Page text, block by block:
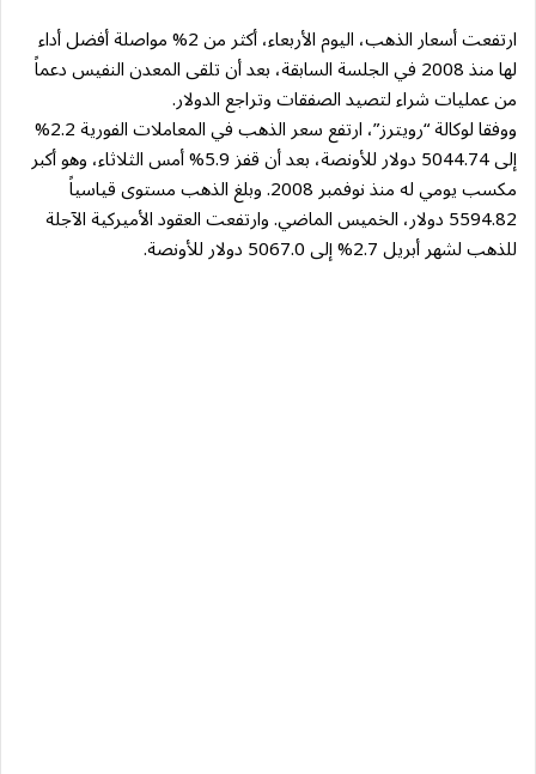
ارتفعت أسعار الذهب، اليوم الأربعاء، أكثر من 2% مواصلة أفضل أداء
لها منذ 2008 في الجلسة السابقة، بعد أن تلقى المعدن النفيس دعماً
من عمليات شراء لتصيد الصفقات وتراجع الدولار.
ووفقا لوكالة “رويترز”، ارتفع سعر الذهب في المعاملات الفورية 2.2%
إلى 5044.74 دولار للأونصة، بعد أن قفز 5.9% أمس الثلاثاء، وهو أكبر
مكسب يومي له منذ نوفمبر 2008. وبلغ الذهب مستوى قياسياً
5594.82 دولار، الخميس الماضي. وارتفعت العقود الأميركية الآجلة
للذهب لشهر أبريل 2.7% إلى 5067.0 دولار للأونصة.